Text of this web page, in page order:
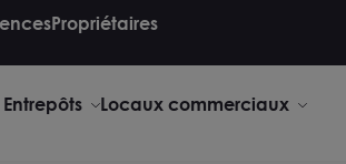
Propriétaires
Locaux commerciaux